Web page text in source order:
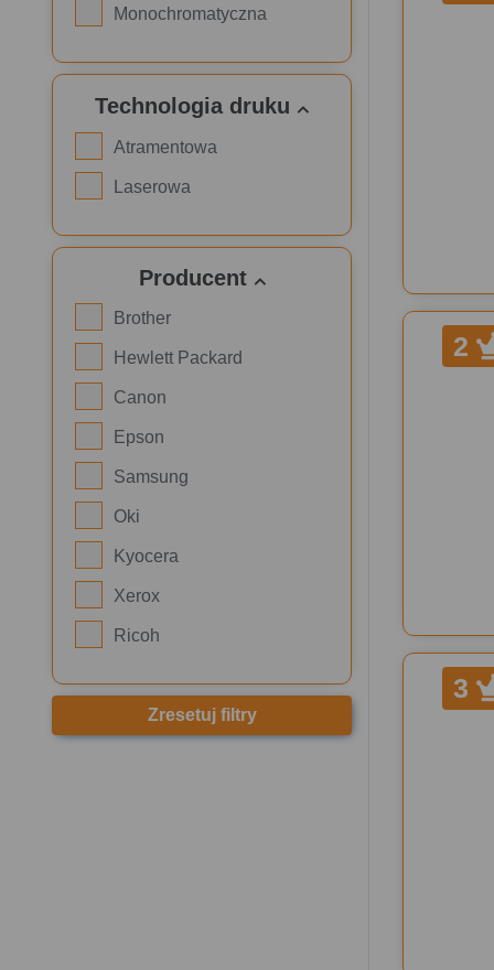
Monochromatyczna
Technologia druku
Atramentowa
Laserowa
Producent
Brother
Hewlett Packard
Canon
Epson
Samsung
Oki
Kyocera
Xerox
Ricoh
Zresetuj filtry
2
3